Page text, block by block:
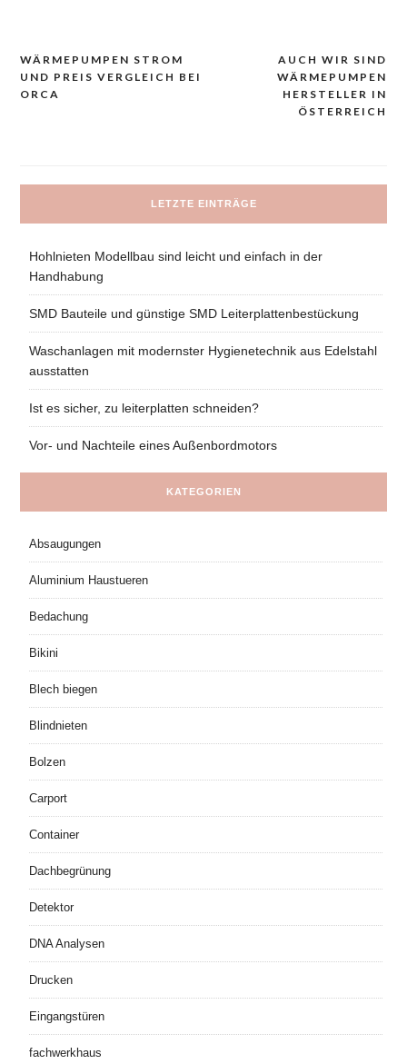
Navigacija
prispevka
WÄRMEPUMPEN STROM
UND PREIS VERGLEICH BEI
ORCA
AUCH WIR SIND
WÄRMEPUMPEN
HERSTELLER IN
ÖSTERREICH
LETZTE EINTRÄGE
Hohlnieten Modellbau sind leicht und einfach in der
Handhabung
SMD Bauteile und günstige SMD Leiterplattenbestückung
Waschanlagen mit modernster Hygienetechnik aus Edelstahl
ausstatten
Ist es sicher, zu leiterplatten schneiden?
Vor- und Nachteile eines Außenbordmotors
KATEGORIEN
Absaugungen
Aluminium Haustueren
Bedachung
Bikini
Blech biegen
Blindnieten
Bolzen
Carport
Container
Dachbegrünung
Detektor
DNA Analysen
Drucken
Eingangstüren
fachwerkhaus